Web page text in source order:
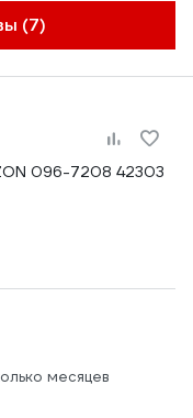
(7)
096-7208 42303
месяцев